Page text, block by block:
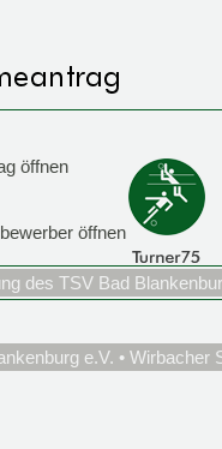
öffnen
öffnen
des TSV Bad
e.V. •